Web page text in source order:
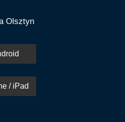
Olsztyn
/ iPad